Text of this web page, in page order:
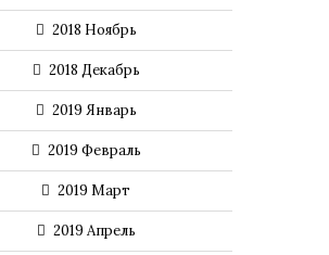
2018 Ноябрь
2018 Декабрь
2019 Январь
2019 Февраль
2019 Март
2019 Апрель